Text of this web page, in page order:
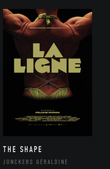
THE SHAPE
JONCKERS GÉRALDINE